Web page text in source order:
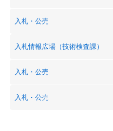
入札・公売
入札情報広場（技術検査課）
入札・公売
入札・公売